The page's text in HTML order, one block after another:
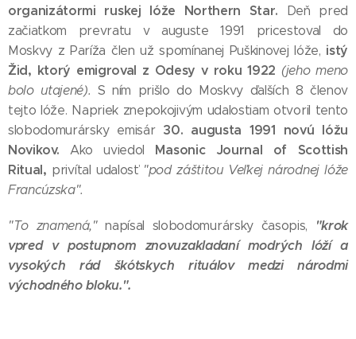
organizátormi ruskej lóže Northern Star.
Deň pred
začiatkom prevratu v auguste 1991 pricestoval do
Moskvy z Paríža člen už spomínanej Puškinovej lóže, istý
Žid, ktorý emigroval z Odesy v roku 1922 (jeho meno
bolo utajené). S ním prišlo do Moskvy ďalších 8 členov
tejto lóže. Napriek znepokojivým udalostiam otvoril tento
slobodomurársky emisár 30. augusta 1991 novú lóžu
Novikov. Ako uviedol Masonic Journal of Scottish
Ritual, privítal udalosť "pod záštitou Veľkej národnej lóže
Francúzska".
"To znamená,"napísal slobodomurársky časopis,
"krok
vpred v postupnom znovuzakladaní modrých lóží a
vysokých rád škótskych rituálov medzi národmi
východného bloku.".